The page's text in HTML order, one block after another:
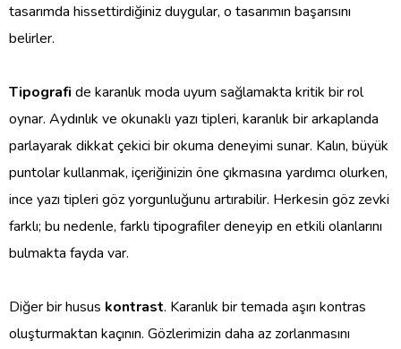
tasarımda hissettirdiğiniz duygular, o tasarımın başarısını
belirler.
Tipografi de karanlık moda uyum sağlamakta kritik bir rol
oynar. Aydınlık ve okunaklı yazı tipleri, karanlık bir arkaplanda
parlayarak dikkat çekici bir okuma deneyimi sunar. Kalın, büyük
puntolar kullanmak, içeriğinizin öne çıkmasına yardımcı olurken,
ince yazı tipleri göz yorgunluğunu artırabilir. Herkesin göz zevki
farklı; bu nedenle, farklı tipografiler deneyip en etkili olanlarını
bulmakta fayda var.
Diğer bir husus kontrast. Karanlık bir temada aşırı kontras
oluşturmaktan kaçının. Gözlerimizin daha az zorlanmasını